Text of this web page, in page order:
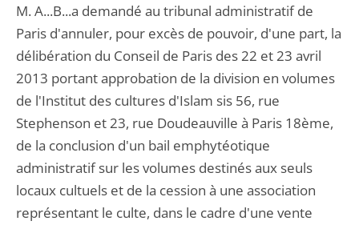
M. A...B...a demandé au tribunal administratif de
Paris d'annuler, pour excès de pouvoir, d'une part, la
délibération du Conseil de Paris des 22 et 23 avril
2013 portant approbation de la division en volumes
de l'Institut des cultures d'Islam sis 56, rue
Stephenson et 23, rue Doudeauville à Paris 18ème,
de la conclusion d'un bail emphytéotique
administratif sur les volumes destinés aux seuls
locaux cultuels et de la cession à une association
représentant le culte, dans le cadre d'une vente